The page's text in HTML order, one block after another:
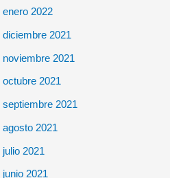
enero 2022
diciembre 2021
noviembre 2021
octubre 2021
septiembre 2021
agosto 2021
julio 2021
junio 2021